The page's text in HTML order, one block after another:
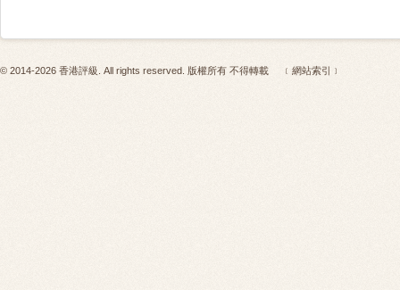
© 2014-2026 香港評級. All rights reserved. 版權所有 不得轉載 ﹝網站索引﹞